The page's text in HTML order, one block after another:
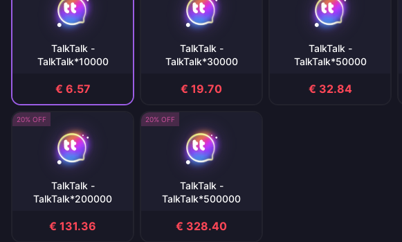
TalkTalk -
TalkTalk*10000
€ 6.57
TalkTalk -
TalkTalk*30000
€ 19.70
TalkTalk -
TalkTalk*50000
€ 32.84
20% OFF
TalkTalk -
TalkTalk*200000
€ 131.36
20% OFF
TalkTalk -
TalkTalk*500000
€ 328.40